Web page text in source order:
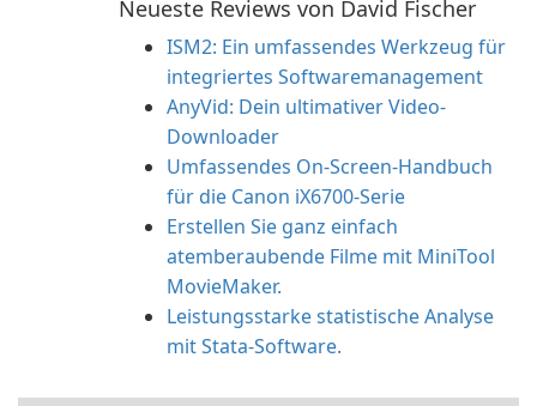
Neueste Reviews von David Fischer
ISM2: Ein umfassendes Werkzeug für
integriertes Softwaremanagement
AnyVid: Dein ultimativer Video-
Downloader
Umfassendes On-Screen-Handbuch
für die Canon iX6700-Serie
Erstellen Sie ganz einfach
atemberaubende Filme mit MiniTool
MovieMaker.
Leistungsstarke statistische Analyse
mit Stata-Software.